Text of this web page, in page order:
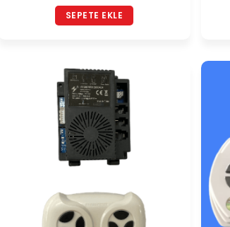
SEPETE EKLE